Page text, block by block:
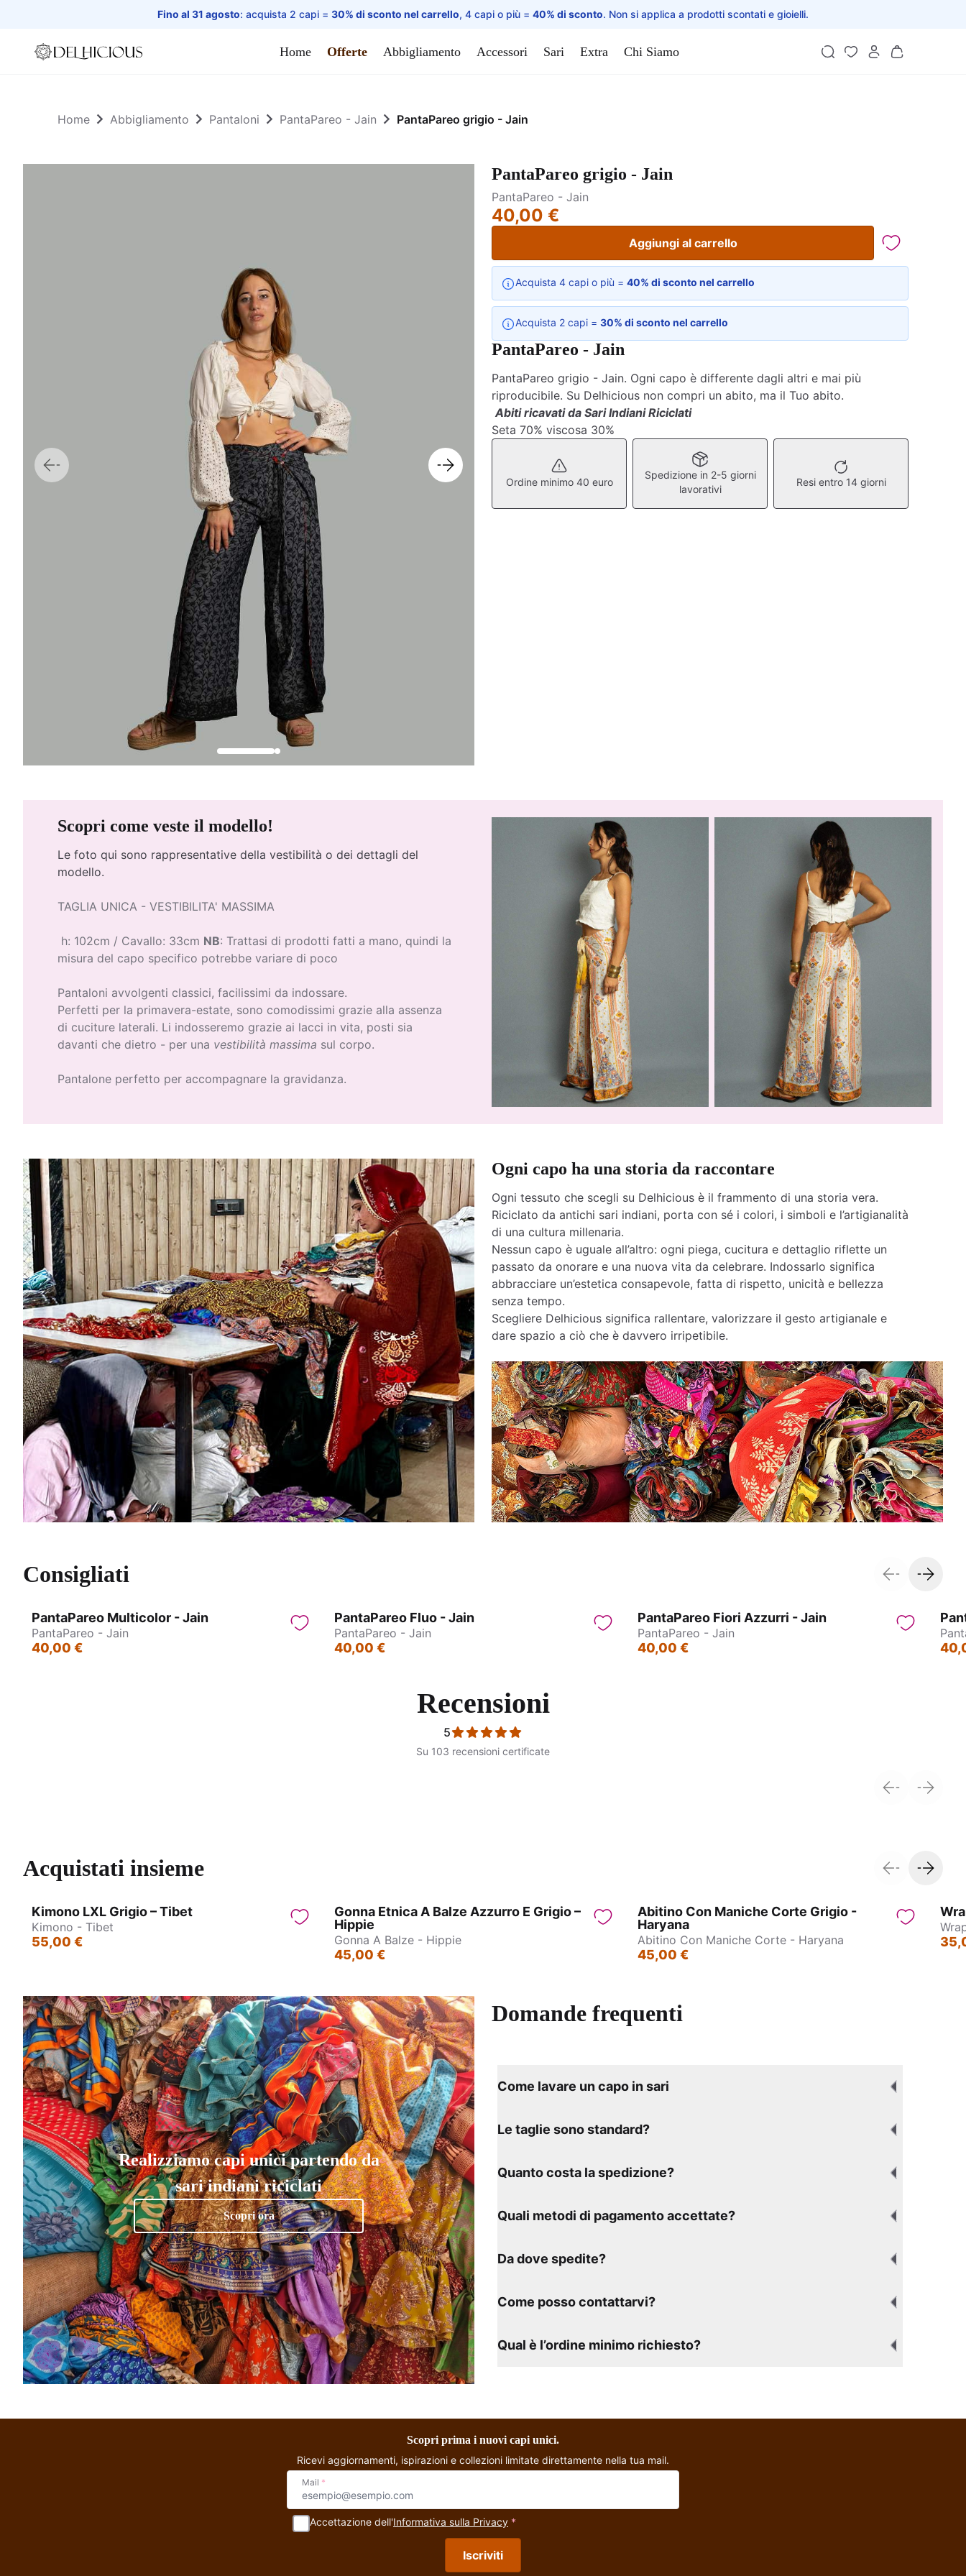
Fino al 31 agosto: acquista 2 capi = 30% di sconto nel carrello, 4 capi o più = 40% di sconto. Non si applica a prodotti scontati e gioielli.
Home
Home Offerte Abbigliamento Accessori Sari Extra Chi Siamo
Home Abbigliamento Pantaloni PantaPareo - Jain PantaPareo grigio - Jain
PantaPareo grigio - Jain
PantaPareo - Jain
40,00 €
Aggiungi al carrello
Acquista 4 capi o più = 40% di sconto nel carrello
Acquista 2 capi = 30% di sconto nel carrello
PantaPareo - Jain
PantaPareo grigio - Jain. Ogni capo è differente dagli altri e mai più
riproducibile. Su Delhicious non compri un abito, ma il Tuo abito.
Abiti ricavati da Sari Indiani Riciclati
Seta 70% viscosa 30%
Ordine minimo 40 euro
Spedizione in 2-5 giorni
lavorativi
Resi entro 14 giorni
Scopri come veste il modello!
Le foto qui sono rappresentative della vestibilità o dei dettagli del
modello.
TAGLIA UNICA - VESTIBILITA' MASSIMA
h: 102cm / Cavallo: 33cm NB: Trattasi di prodotti fatti a mano, quindi la
misura del capo specifico potrebbe variare di poco
Pantaloni avvolgenti classici, facilissimi da indossare.
Perfetti per la primavera-estate, sono comodissimi grazie alla assenza
di cuciture laterali. Li indosseremo grazie ai lacci in vita, posti sia
davanti che dietro - per una vestibilità massima sul corpo.
Pantalone perfetto per accompagnare la gravidanza.
Ogni capo ha una storia da raccontare
Ogni tessuto che scegli su Delhicious è il frammento di una storia vera.
Riciclato da antichi sari indiani, porta con sé i colori, i simboli e l’artigianalità
di una cultura millenaria.
Nessun capo è uguale all’altro: ogni piega, cucitura e dettaglio riflette un
passato da onorare e una nuova vita da celebrare. Indossarlo significa
abbracciare un’estetica consapevole, fatta di rispetto, unicità e bellezza
senza tempo.
Scegliere Delhicious significa rallentare, valorizzare il gesto artigianale e
dare spazio a ciò che è davvero irripetibile.
Consigliati
PantaPareo Multicolor - Jain
PantaPareo - Jain
40,00 €
PantaPareo Fluo - Jain
PantaPareo - Jain
40,00 €
PantaPareo Fiori Azzurri - Jain
PantaPareo - Jain
40,00 €
Recensioni
5
Su 103 recensioni certificate
Acquistati insieme
Kimono LXL Grigio – Tibet
Kimono - Tibet
55,00 €
Gonna Etnica A Balze Azzurro E Grigio –
Hippie
Gonna A Balze - Hippie
45,00 €
Abitino Con Maniche Corte Grigio -
Haryana
Abitino Con Maniche Corte - Haryana
45,00 €
Realizziamo capi unici partendo da
sari indiani riciclati
Scopri ora
Domande frequenti
Come lavare un capo in sari
Le taglie sono standard?
Quanto costa la spedizione?
Quali metodi di pagamento accettate?
Da dove spedite?
Come posso contattarvi?
Qual è l’ordine minimo richiesto?
Scopri prima i nuovi capi unici.
Ricevi aggiornamenti, ispirazioni e collezioni limitate direttamente nella tua mail.
Mail *
Accettazione dell'Informativa sulla Privacy *
Iscriviti